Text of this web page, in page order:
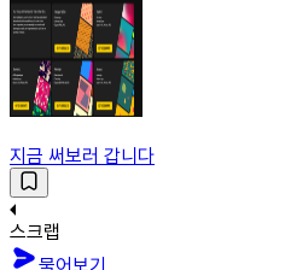
지금 써보러 갑니다
스크랩